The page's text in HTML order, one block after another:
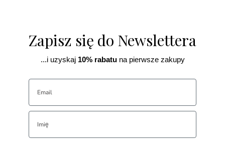
Zapisz się do Newslettera
...i uzyskaj10% rabatuna pierwsze zakupy